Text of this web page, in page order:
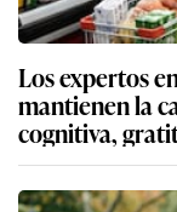
Los expertos
mantienen la
cognitiva,